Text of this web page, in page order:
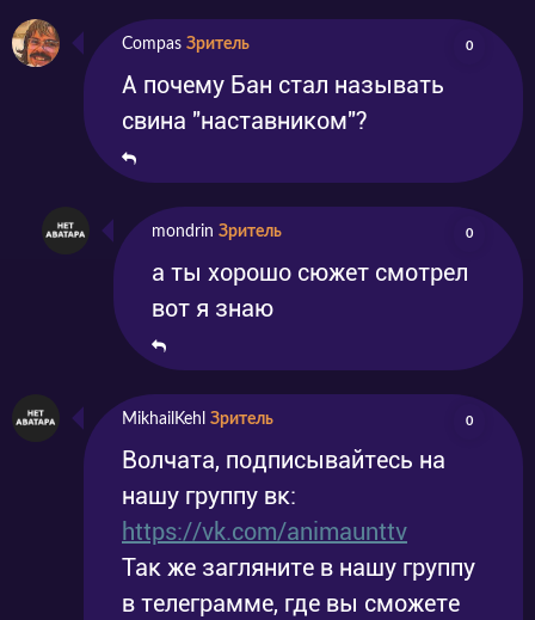
Compas Зритель 0
А почему Бан стал называть
свина "наставником"?
mondrin Зритель 0
а ты хорошо сюжет смотрел
вот я знаю
MikhailKehl Зритель 0
Волчата, подписывайтесь на
нашу группу вк:
https://vk.com/animaunttv
Так же загляните в нашу группу
в телеграмме, где вы сможете